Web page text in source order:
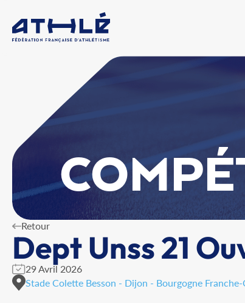
Retour
Dept Unss 21
29 Avril 2026
Stade Colette Besson - Dijon - Bourgogne